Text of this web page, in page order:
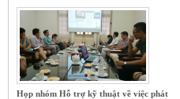
Họp nhóm Hỗ trợ kỹ thuật về việc phát